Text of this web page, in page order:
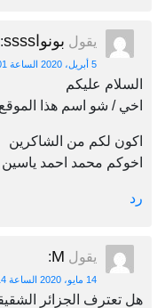
يقول بونواssss :
5 أبريل، 2020 الساعة 9:01 م
السلام عليكم
اخي / شو اسم هذا
اكون لكم من الشاكرين
اخوكم محمد احمد ياسين
رد
يقول M
:
14 مايو، 2020 الساعة 1:14 ص
هل تعترف الجزائر